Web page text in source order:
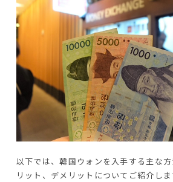
以下では、韓国ウォンを入手する主な
リット、デメリットについてご紹介しま